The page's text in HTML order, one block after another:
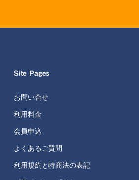
Site Pages
お問い合せ
利用料金
会員申込
よくあるご質問
利用規約と特商法の表記